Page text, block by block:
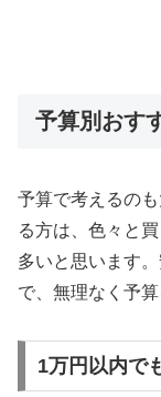
予算別おす
予算で考えるの
る方は、色々と
多いと思います
で、無理なく予
1万円以内で